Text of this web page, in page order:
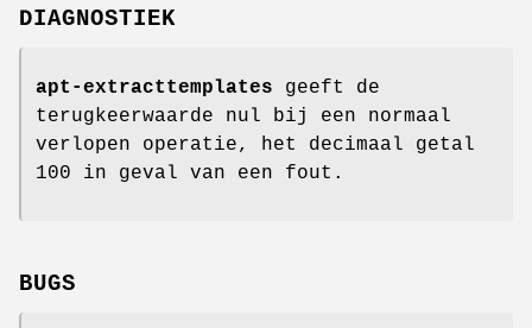
DIAGNOSTIEK
apt-extracttemplates geeft de
terugkeerwaarde nul bij een normaal
verlopen operatie, het decimaal getal
100 in geval van een fout.
BUGS